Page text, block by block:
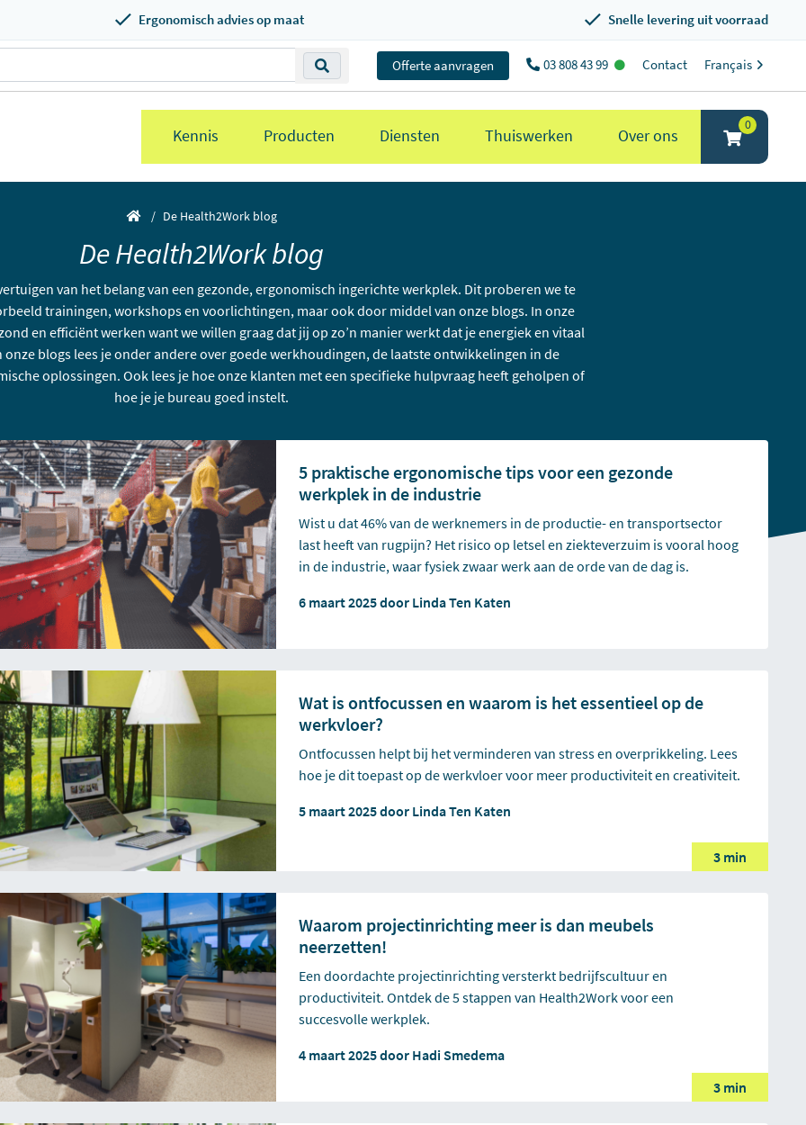
Ergonomisch advies op maat Snelle levering uit voorraad
Offerte aanvragen 03 808 43 99 Contact Français
Kennis Producten Diensten Thuiswerken Over ons
0
De Health2Work blog
De Health2Work blog
van het belang van een gezonde, ergonomisch ingerichte werkplek. Dit proberen we te
trainingen, workshops en voorlichtingen, maar ook door middel van onze blogs. In onze
en efficiënt werken want we willen graag dat jij op zo’n manier werkt dat je energiek en vitaal
blogs lees je onder andere over goede werkhoudingen, de laatste ontwikkelingen in de
oplossingen. Ook lees je hoe onze klanten met een specifieke hulpvraag heeft geholpen of
hoe je je bureau goed instelt.
5 praktische ergonomische tips voor een gezonde
werkplek in de industrie
Wist u dat 46% van de werknemers in de productie- en transportsector
last heeft van rugpijn? Het risico op letsel en ziekteverzuim is vooral hoog
in de industrie, waar fysiek zwaar werk aan de orde van de dag is.
6 maart 2025 door Linda Ten Katen
Wat is ontfocussen en waarom is het essentieel op de
werkvloer?
Ontfocussen helpt bij het verminderen van stress en overprikkeling. Lees
hoe je dit toepast op de werkvloer voor meer productiviteit en creativiteit.
5 maart 2025 door Linda Ten Katen
3 min
Waarom projectinrichting meer is dan meubels
neerzetten!
Een doordachte projectinrichting versterkt bedrijfscultuur en
productiviteit. Ontdek de 5 stappen van Health2Work voor een
succesvolle werkplek.
4 maart 2025 door Hadi Smedema
3 min